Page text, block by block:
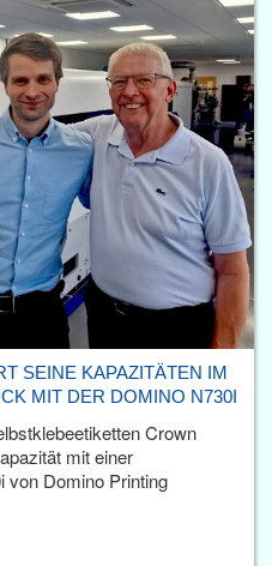
SEINE KAPAZITÄTEN IM
MIT DER DOMINO N730I
Crown
mit einer
von Domino Printing